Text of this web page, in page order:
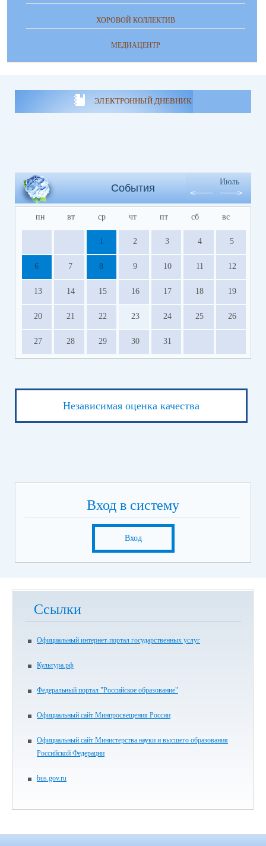
ХОРОВОЙ КОЛЛЕКТИВ
МЕДИАЦЕНТР
ЭЛЕКТРОННЫЙ ДНЕВНИК
События
Июль
пн вт ср чт пт сб вс
1 2 3 4 5
6 7 8 9 10 11 12
13 14 15 16 17 18 19
20 21 22 23 24 25 26
27 28 29 30 31
Независимая оценка качества
Вход в систему
Вход
Ссылки
Официальный интернет-портал государственных услуг
Культура.рф
Федеральный портал "Российское образование"
Официальный сайт Минпросвещения России
Официальный сайт Министерства науки и высшего образования
Российской Федерации
bus.gov.ru